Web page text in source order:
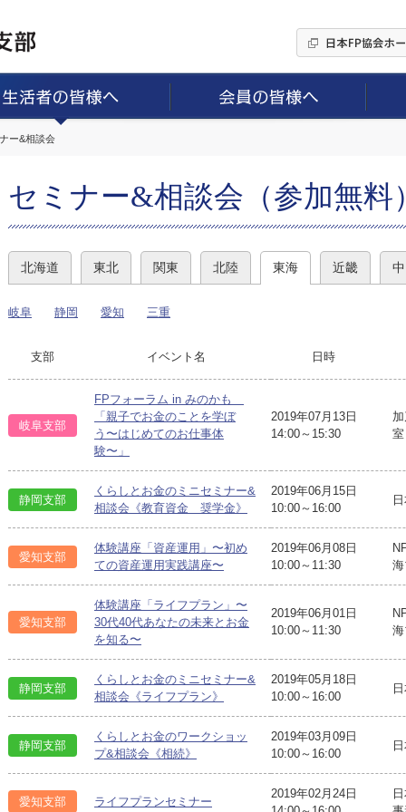
ー&相談会
セミナー&相談会（参加無料
北海道 東北 関東 北陸 東海 近畿
岐阜 静岡 愛知 三重
支部 イベント名 日時
岐阜支部
FPフォーラム in みのかも
「親子でお金のことを学ぼ
う〜はじめてのお仕事体
験〜」
2019年07月13日
14:00～15:30
室
静岡支部
くらしとお金のミニセミナー&
相談会《教育資金 奨学金》
2019年06月15日
10:00～16:00
愛知支部
体験講座「資産運用」〜初め
ての資産運用実践講座〜
2019年06月08日
10:00～11:30
愛知支部
体験講座「ライフプラン」〜
30代40代あなたの未来とお金
を知る〜
2019年06月01日
10:00～11:30
静岡支部
くらしとお金のミニセミナー&
相談会《ライフプラン》
2019年05月18日
10:00～16:00
静岡支部
くらしとお金のワークショッ
プ&相談会《相続》
2019年03月09日
10:00～16:00
愛知支部 ライフプランセミナー
2019年02月24日